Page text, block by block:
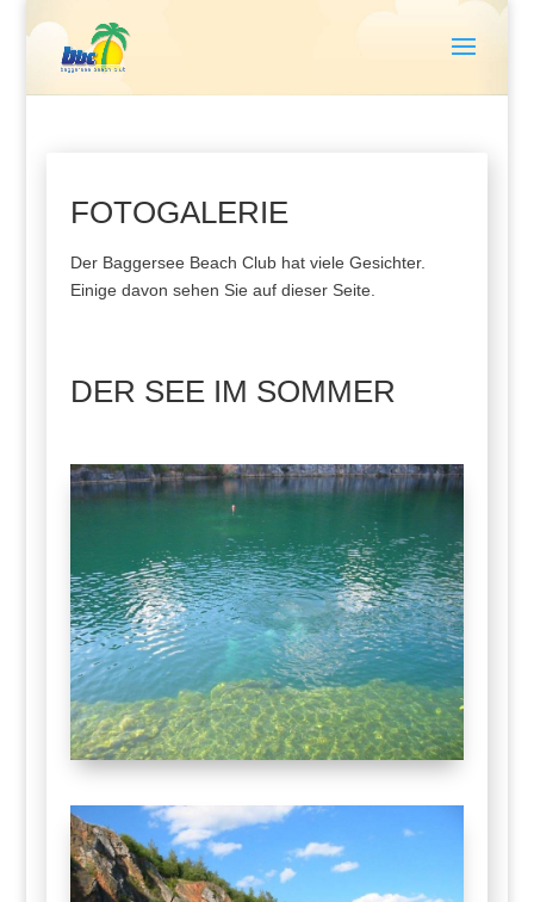
FOTOGALERIE
Der Baggersee Beach Club hat viele Gesichter.
Einige davon sehen Sie auf dieser Seite.
DER SEE IM SOMMER